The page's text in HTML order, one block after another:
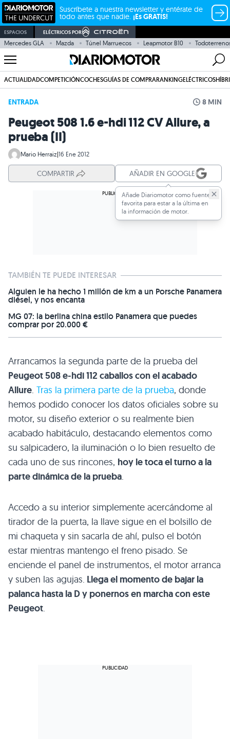
Suscríbete a nuestra newsletter y entérate de
todo antes que nadie. ¡Es GRATIS!
ESPACIOS ELÉCTRICOS POR
Mercedes GLA Mazda Túnel Marruecos Leapmotor B10
ACTUALIDADCOMPETICIÓNCOCHESGUÍAS DE COMPRARANKINGELÉCTRICOS
ENTRADA 8 MIN
Peugeot 508 1.6 e-hdi 112 CV Allure, a
prueba (II)
Mario Herraiz|16 Ene 2012
COMPARTIR AÑADIR EN GOOGLE
Añade Diariomotor como fuente
favorita para estar a la última en
la información de motor.
TAMBIÉN TE PUEDE INTERESAR
Alguien le ha hecho 1 millón de km a un Porsche Panamera
diésel, y nos encanta
MG 07: la berlina china estilo Panamera que puedes
comprar por 20.000 €
Arrancamos la segunda parte de la prueba del
Peugeot 508 e-hdi 112 caballos con el acabado
Allure. Tras la primera parte de la prueba, donde
hemos podido conocer los datos oficiales sobre su
motor, su diseño exterior o su realmente bien
acabado habitáculo, destacando elementos como
su salpicadero, la iluminación o lo bien resuelto de
cada uno de sus rincones, hoy le toca el turno a la
parte dinámica de la prueba.
Accedo a su interior simplemente acercándome al
tirador de la puerta, la llave sigue en el bolsillo de
mi chaqueta y sin sacarla de ahí, pulso el botón
estar mientras mantengo el freno pisado. Se
enciende el panel de instrumentos, el motor arranca
y suben las agujas. Llega el momento de bajar la
palanca hasta la D y ponernos en marcha con este
Peugeot.